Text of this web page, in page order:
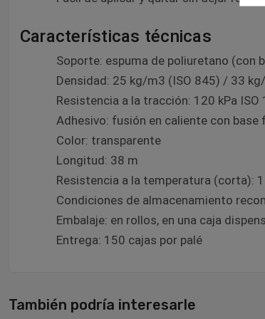
Características técnicas
Soporte: espuma de poliuretano (con
Densidad: 25 kg/m3 (ISO 845) / 33
Resistencia a la tracción: 120 kPa
Adhesivo: fusión en caliente con base
Color: transparente
Longitud: 38 m
Resistencia a la temperatura (corta):
Condiciones de almacenamiento
Embalaje: en rollos, en una caja
Entrega: 150 cajas por palé
También podría interesarle